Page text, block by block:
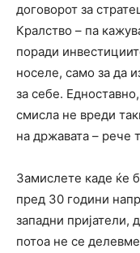
договорот за
Кралство – па
поради
носеле, само за да
за себе.
смисла не вреди
на државата – рече
Замислете каде ќе
пред 30 години
западни пријатели,
потоа не се